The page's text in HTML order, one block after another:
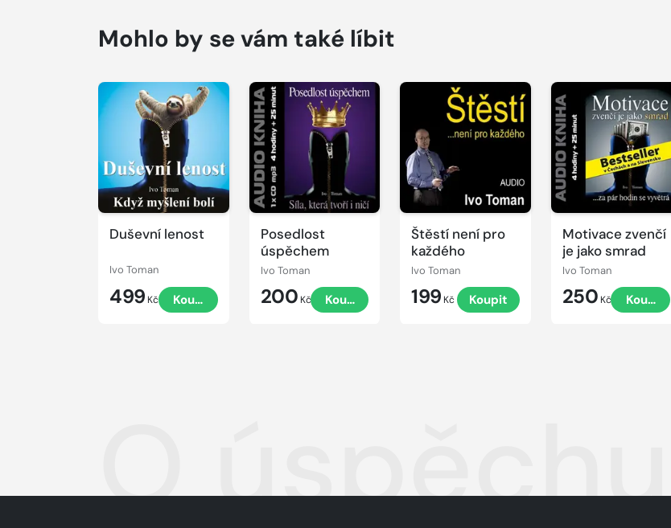
Mohlo by se vám také líbit
Duševní lenost
Ivo Toman
499 Kč Koupit
Přehrát
ukázku
Posedlost
úspěchem
Ivo Toman
200 Kč Koupit
Přehrát
ukázku
Štěstí není pro
každého
Ivo Toman
199 Kč Koupit
Přehrát
Motivace zvenčí
je jako smrad
Ivo Toman
250 Kč Koupit
Přehrát
ukázku
O úspěchu